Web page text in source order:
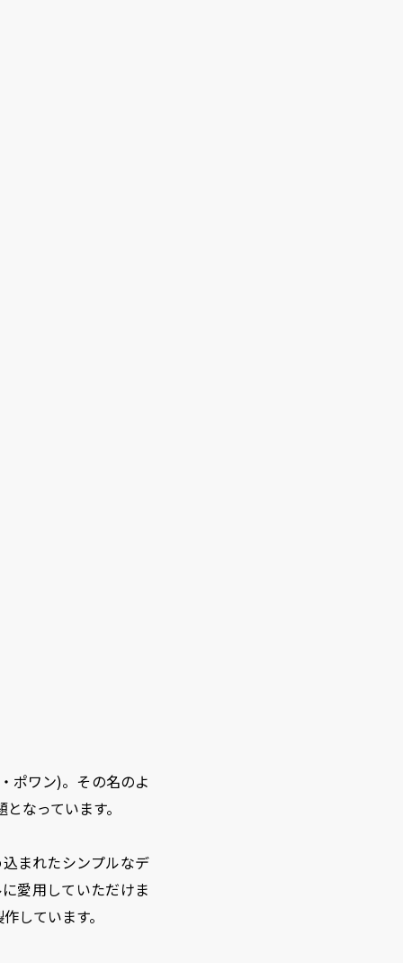
ポワン)。その名のよ
なっています。
まれたシンプルなデ
愛用していただけま
しています。